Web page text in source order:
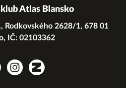
Atlas Blansko
Rodkovského 2628/1, 678 01
IČ: 02103362
InstagramZonerama